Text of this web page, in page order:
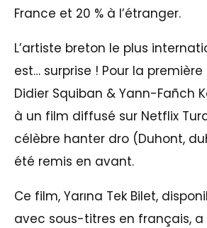
France et 20 % à l’étranger.
L’artiste breton le plus
est… surprise ! Pour la première
Didier Squiban & Yann-Fañch
à un film diffusé sur Netflix
célèbre hanter dro (Duhont,
été remis en avant.
Ce film, Yarına Tek Bilet,
avec sous-titres en français,